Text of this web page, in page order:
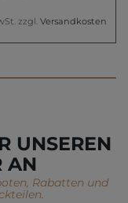
zzgl. Versandkosten
UNSEREN
AN
Rabatten und